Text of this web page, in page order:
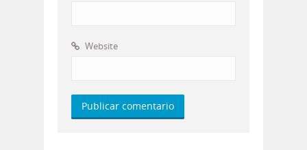
Website